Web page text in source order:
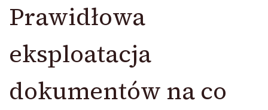
Prawidłowa
eksploatacja
dokumentów na co